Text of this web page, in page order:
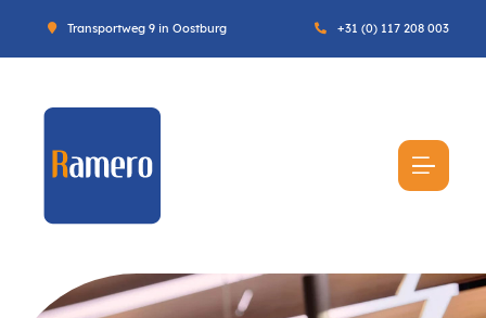
Transportweg 9 in Oostburg +31 (0) 117 208 003